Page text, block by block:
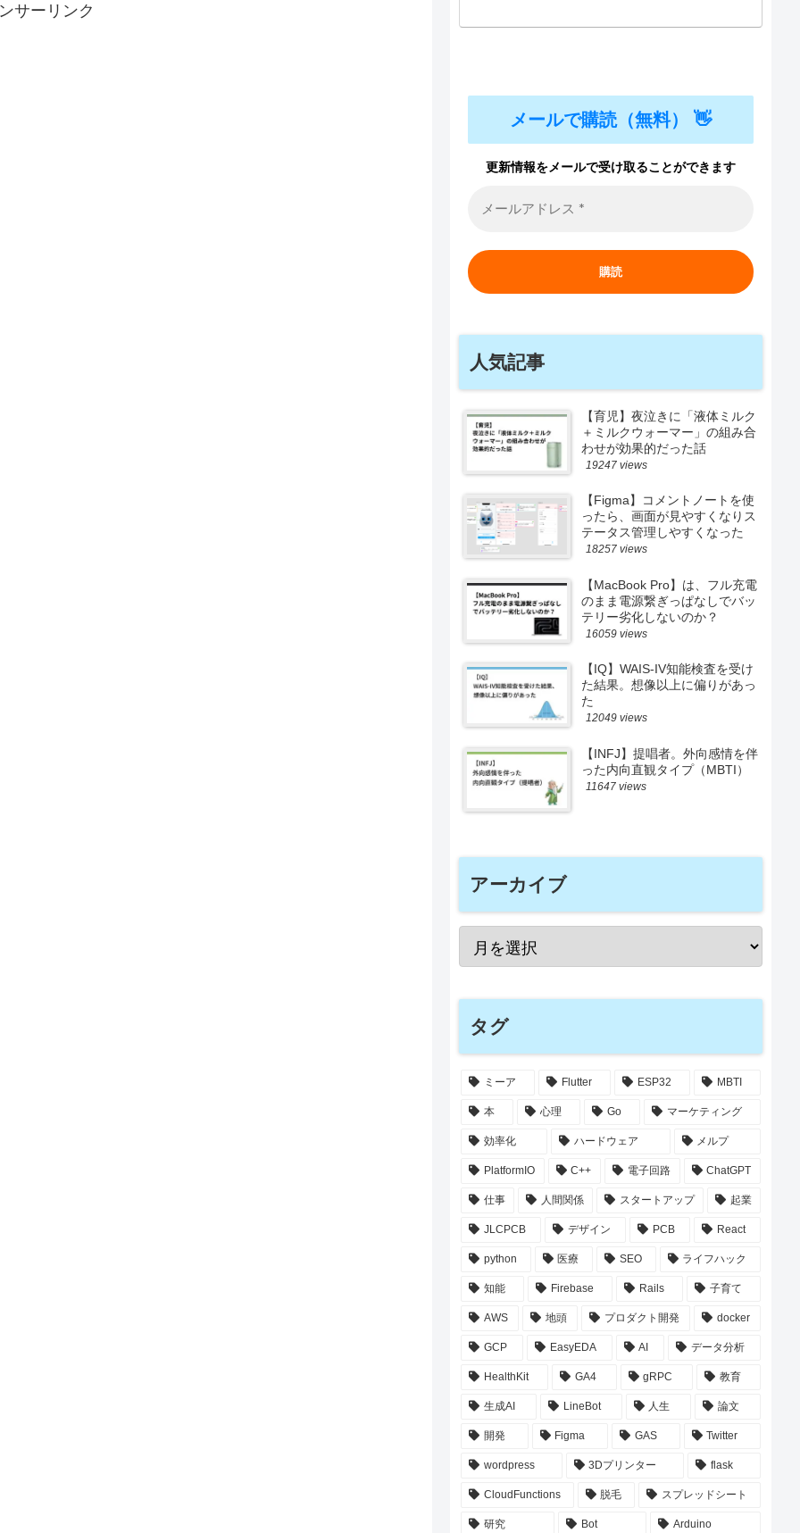
サーリンク
メールで購読（無料） 👋
更新情報をメールで受け取ることができます
人気記事
【育児】夜泣きに「液体ミルク
＋ミルクウォーマー」の組み合
わせが効果的だった話
19247 views
【Figma】コメントノートを使
ったら、画面が見やすくなりス
テータス管理しやすくなった
18257 views
【MacBook Pro】は、フル充電
のまま電源繋ぎっぱなしでバッ
テリー劣化しないのか？
16059 views
【IQ】WAIS-IV知能検査を受け
た結果。想像以上に偏りがあっ
た
12049 views
【INFJ】提唱者。外向感情を伴
った内向直観タイプ（MBTI）
11647 views
アーカイブ
タグ
ミーア Flutter ESP32 MBTI
本 心理 Go マーケティング
効率化 ハードウェア メルプ
PlatformIO C++ 電子回路 ChatGPT
仕事 人間関係 スタートアップ 起業
JLCPCB デザイン PCB React
python 医療 SEO ライフハック
知能 Firebase Rails 子育て
AWS 地頭 プロダクト開発 docker
GCP EasyEDA AI データ分析
HealthKit GA4 gRPC 教育
生成AI LineBot 人生 論文
開発 Figma GAS Twitter
wordpress 3Dプリンター flask
CloudFunctions 脱毛 スプレッドシート
研究 Bot Arduino